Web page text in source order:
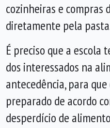
cozinheiras e compras
diretamente pela
É preciso que a escola
dos interessados na
antecedência, para
preparado de acordo
desperdício de